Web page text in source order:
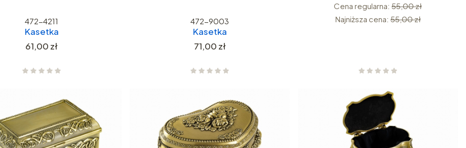
472-4211
Kasetka
Cena
61,00 zł
472-9003
Kasetka
Cena
71,00 zł
Cena regularna: 55,00 zł
Najniższa cena: 55,00 zł